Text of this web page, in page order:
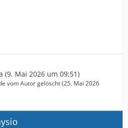
(9. Mai 2026 um 09:51)
vom Autor gelöscht (25. Mai 2026